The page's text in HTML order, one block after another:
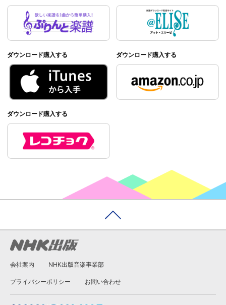
ダウンロード購入する ダウンロード購入する
ダウンロード購入する
会社案内 NHK出版音楽事業部
プライバシーポリシー お問い合わせ